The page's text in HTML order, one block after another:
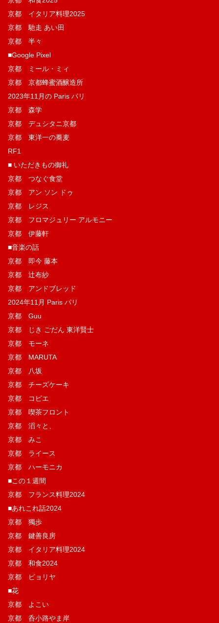
京都 イタリア料理2025
京都 馳走 あい田
京都 半々
■Google Pixel
京都 ミール・ミィ
京都 京都蜂蜜酒醸造所
2023年11月の Paris パリ
京都 森学
京都 デュシタニ京都
京都 東洋一の蕎麦
RF1
■ いただきもの御礼
京都 つなぐ食堂
京都 アン ソン ドゥ
京都 レジス
京都 フロマジュリー アルモニー
京都 伊藤軒
■音楽の話
京都 即今 藤本
京都 辻布紗
京都 アンドブレッド
2024年11月 Paris パリ
京都 Guu
京都 じき ごだん 東洋賢士
京都 モーネ
京都 MARUTA
京都 八坂
京都 チーズケーキ
京都 コピエ
京都 喫茶フロント
京都 滔々と、
京都 みこ
京都 ライース
京都 ハーモニカ
■この１週間
京都 フランス料理2024
■あれこれ話2024
京都 獨歩
京都 鍵善良房
京都 イタリア料理2024
京都 和食2024
京都 ピョリヤ
■花
京都 よこい
京都 呑小路やま岸